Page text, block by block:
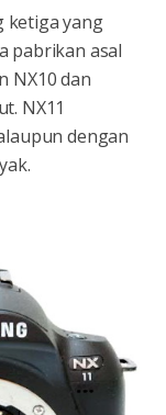
ketiga yang
pabrikan asal
NX10 dan
NX11
dengan